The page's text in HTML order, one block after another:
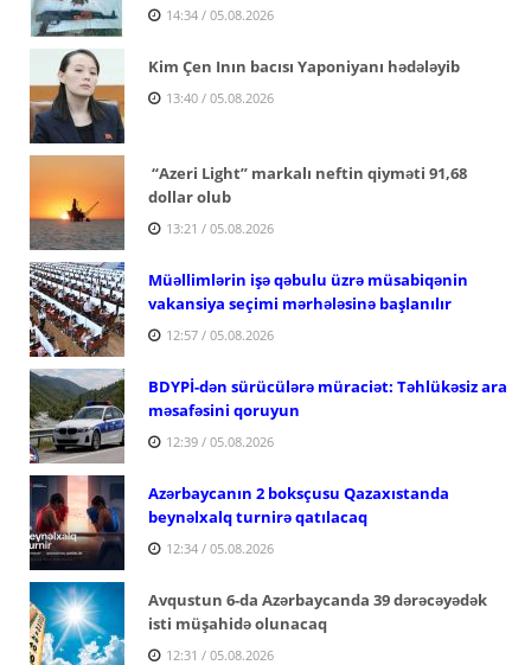
14:34 / 05.08.2026
Kim Çen Inın bacısı Yaponiyanı hədələyib
13:40 / 05.08.2026
“Azeri Light” markalı neftin qiyməti 91,68
dollar olub
13:21 / 05.08.2026
Müəllimlərin işə qəbulu üzrə müsabiqənin
vakansiya seçimi mərhələsinə başlanılır
12:57 / 05.08.2026
BDYPİ-dən sürücülərə müraciət: Təhlükəsiz ara
məsafəsini qoruyun
12:39 / 05.08.2026
Azərbaycanın 2 boksçusu Qazaxıstanda
beynəlxalq turnirə qatılacaq
12:34 / 05.08.2026
Avqustun 6-da Azərbaycanda 39 dərəcəyədək
isti müşahidə olunacaq
12:31 / 05.08.2026